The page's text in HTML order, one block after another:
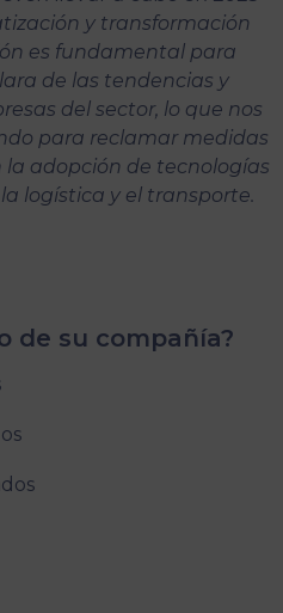
y transformación
es fundamental para
de las tendencias y
del sector, lo que nos
para reclamar medidas
adopción de tecnologías
logística y el transporte.
de su compañía?